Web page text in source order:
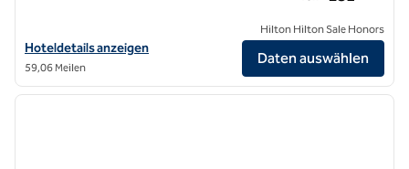
Hoteldetails für Elmbank York, Tapestry Collection by Hilton
Hoteldetails anzeigen
59,06 Meilen
Hilton Hilton Sale Honors
Daten auswählen
1/12
1 von 12